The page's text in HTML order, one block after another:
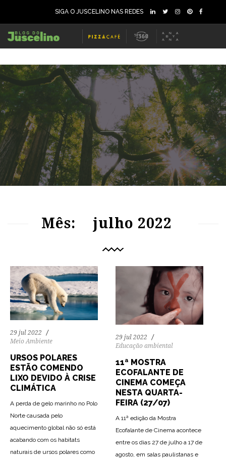
SIGA O JUSCELINO NAS REDES
Mês: julho 2022
29 jul 2022
Meio Ambiente
URSOS POLARES
ESTÃO COMENDO
LIXO DEVIDO À CRISE
CLIMÁTICA
A perda de gelo marinho no Polo
Norte causada pelo
aquecimento global não só está
acabando com os habitats
naturais de ursos polares como
29 jul 2022
Educação ambiental
11ª MOSTRA
ECOFALANTE DE
CINEMA COMEÇA
NESTA QUARTA-
FEIRA (27/07)
A 11ª edição da Mostra
Ecofalante de Cinema acontece
entre os dias 27 de julho a 17 de
agosto, em salas paulistanas e